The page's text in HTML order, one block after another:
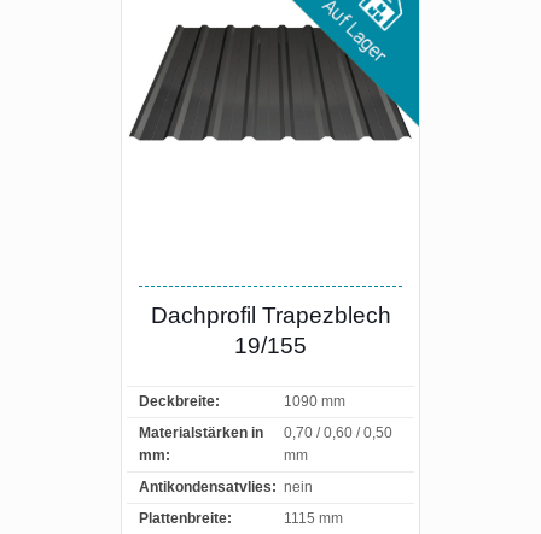
Dachprofil Trapezblech
19/155
Deckbreite:
1090 mm
Materialstärken in
mm:
0,70 / 0,60 / 0,50
mm
Antikondensatvlies: nein
Plattenbreite:
1115 mm